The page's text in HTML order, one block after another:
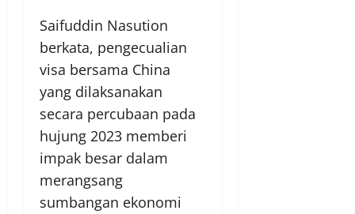
Saifuddin Nasution
berkata, pengecualian
visa bersama China
yang dilaksanakan
secara percubaan pada
hujung 2023 memberi
impak besar dalam
merangsang
sumbangan ekonomi